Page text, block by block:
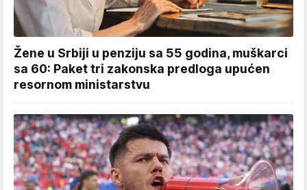
Žene u Srbiji u penziju sa 55 godina, muškarci
sa 60: Paket tri zakonska predloga upućen
resornom ministarstvu